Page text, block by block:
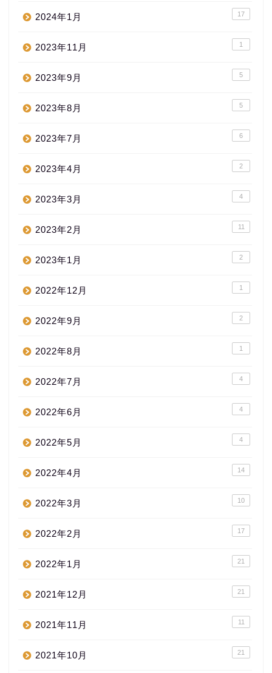
2024年1月 17
2023年11月 1
2023年9月 5
2023年8月 5
2023年7月 6
2023年4月 2
2023年3月 4
2023年2月 11
2023年1月 2
2022年12月 1
2022年9月 2
2022年8月 1
2022年7月 4
2022年6月 4
2022年5月 4
2022年4月 14
2022年3月 10
2022年2月 17
2022年1月 21
2021年12月 21
2021年11月 11
2021年10月 21